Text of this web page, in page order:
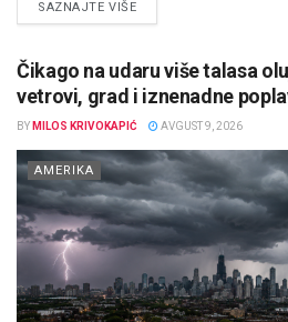
SAZNAJTE VIŠEDETAILS
Čikago na udaru više talasa
vetrovi, grad i iznenadne
BY MILOS KRIVOKAPIĆ AVGUST 9, 2026
AMERIKA